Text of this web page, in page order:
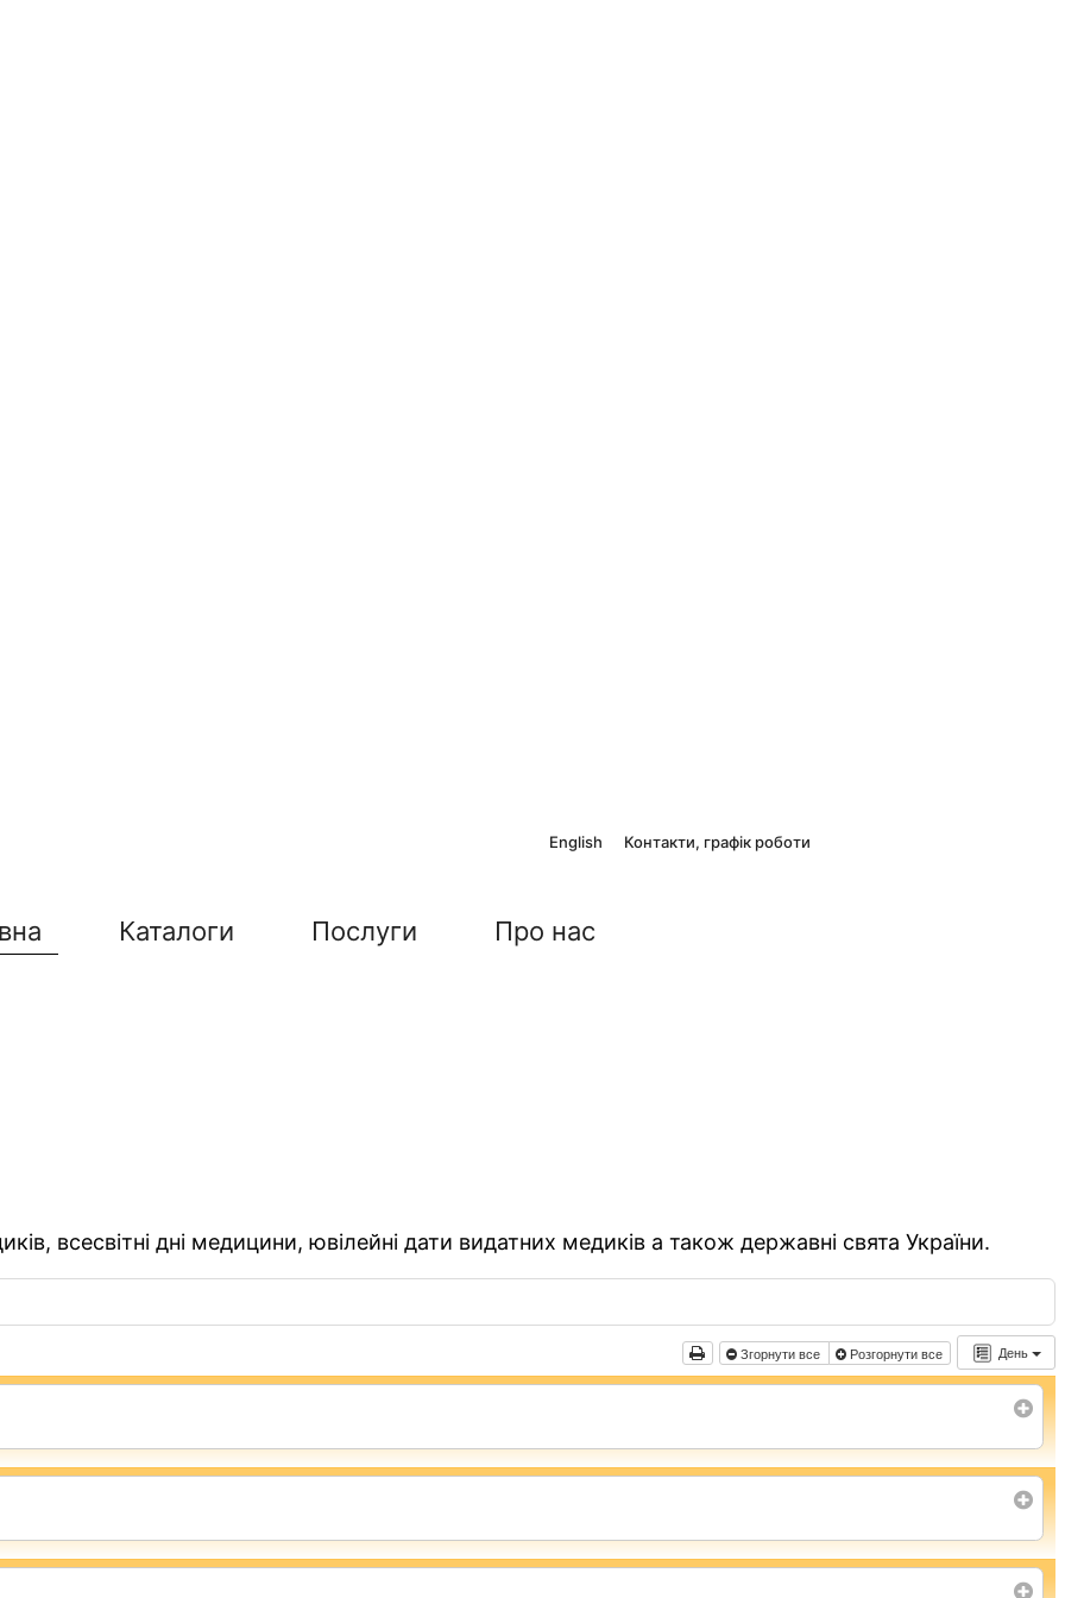
English Контакти, графік роботи
Каталоги Послуги Про нас
всесвітні дні медицини, ювілейні дати видатних медиків а також державні свята України.
День
Згорнути все Розгорнути все